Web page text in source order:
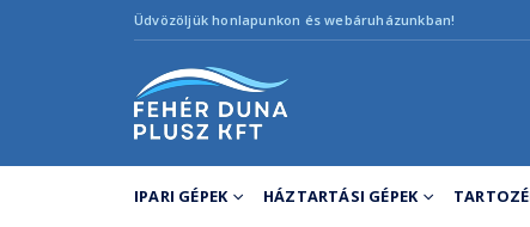
Üdvözöljük honlapunkon és webáruházunkban!
IPARI GÉPEK HÁZTARTÁSI GÉPEK